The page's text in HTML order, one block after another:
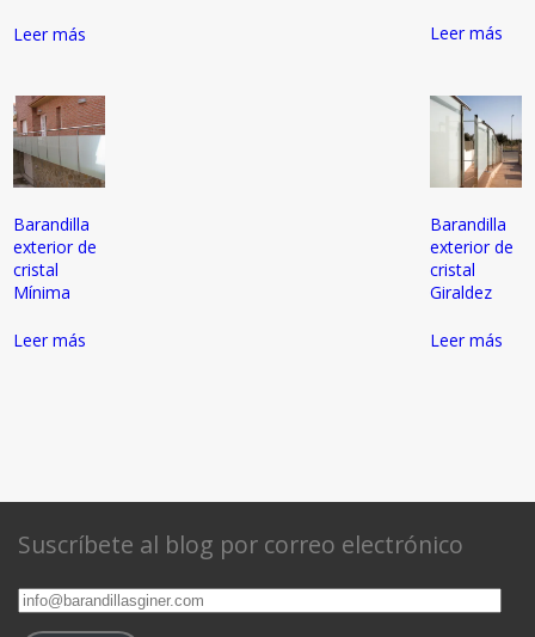
Leer más
con
5.00
Leer más
Barandilla
exterior de
cristal
Mínima
Leer más
Barandilla
exterior de
cristal
Giraldez
Leer más
Suscríbete al blog por correo electrónico
info@barandillasginer.com